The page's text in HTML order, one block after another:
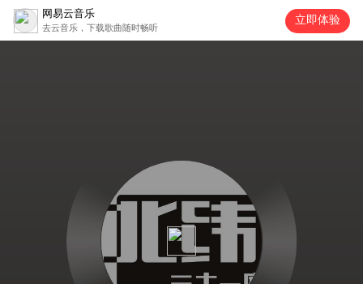
网易云音乐
去云音乐，下载歌曲随时畅听
立即体验